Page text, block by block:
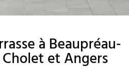
à Beaupréau-
et Angers